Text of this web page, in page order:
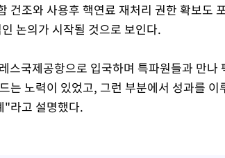
건조와 사용후 핵연료 재처리 권한 확보도
논의가 시작될 것으로 보인다.
스국제공항으로 입국하며 특파원들과 만나
는 노력이 있었고, 그런 부분에서 성과를 이
"라고 설명했다.